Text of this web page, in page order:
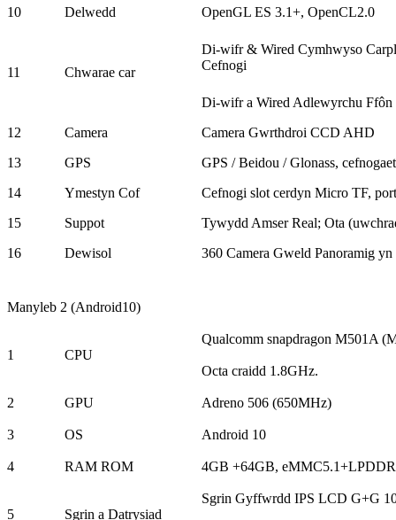
10 Delwedd OpenGL ES 3.1+, OpenCL2.0
11 Chwarae car
Di-wifr & Wired Cymhwyso
Cefnogi
Di-wifr a Wired Adlewyrchu Ffôn
12
Camera
Camera Gwrthdroi CCD AHD
13
GPS
GPS / Beidou / Glonass,
14
Ymestyn Cof
Cefnogi slot cerdyn Micro TF,
15
Suppot
Tywydd Amser Real; Ota
16
Dewisol 360 Camera Gweld Panoramig
Manyleb 2 (Android10)
1 CPU
Qualcomm snapdragon M501A
Octa craidd 1.8GHz.
2 GPU Adreno 506 (650MHz)
3 OS Android 10
4 RAM ROM 4GB +64GB,
5 Sgrin a Datrysiad
Sgrin Gyffwrdd IPS LCD G+G